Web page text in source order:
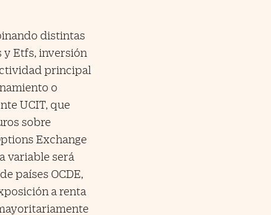
distintas
y Etfs, inversión
principal
o
UCIT, que
sobre
Exchange
variable será
países OCDE,
a renta